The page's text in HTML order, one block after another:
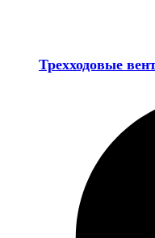
Трехходовые